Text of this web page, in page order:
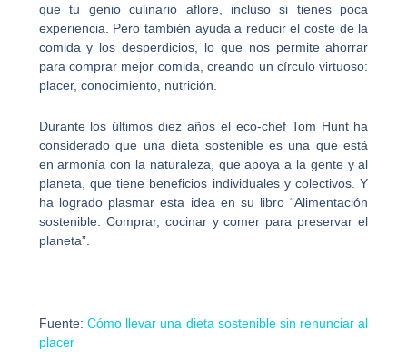
que tu genio culinario aflore, incluso si tienes poca
experiencia. Pero también ayuda a reducir el coste de la
comida y los desperdicios, lo que nos permite ahorrar
para comprar mejor comida, creando un círculo virtuoso:
placer, conocimiento, nutrición.
Durante los últimos diez años el eco-chef Tom Hunt ha
considerado que una dieta sostenible es una que está
en armonía con la naturaleza, que apoya a la gente y al
planeta, que tiene beneficios individuales y colectivos. Y
ha logrado plasmar esta idea en su libro “Alimentación
sostenible: Comprar, cocinar y comer para preservar el
planeta”.
Fuente: Cómo llevar una dieta sostenible sin renunciar al
placer